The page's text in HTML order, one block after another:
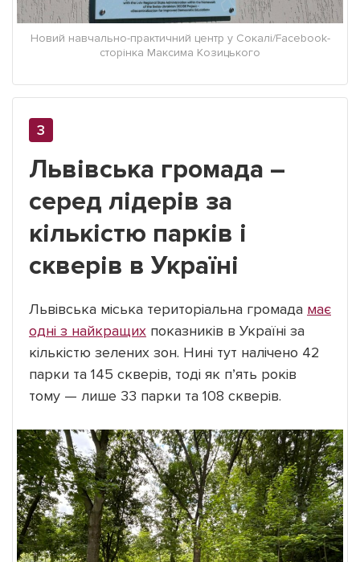
Новий навчально-практичний центр у Сокалі/Facebook-
сторінка Максима Козицького
Львівська громада –
серед лідерів за
кількістю парків і
скверів в Україні
Львівська міська територіальна громада має
одні з найкращих показників в Україні за
кількістю зелених зон. Нині тут налічено 42
парки та 145 скверів, тоді як п’ять років
тому — лише 33 парки та 108 скверів.